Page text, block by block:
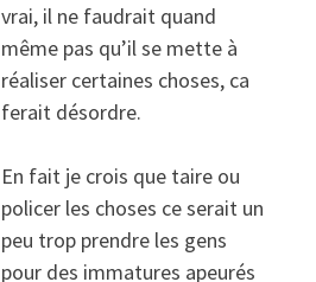
vrai, il ne faudrait quand
même pas qu’il se mette à
réaliser certaines choses, ca
ferait désordre.
En fait je crois que taire ou
policer les choses ce serait un
peu trop prendre les gens
pour des immatures apeurés